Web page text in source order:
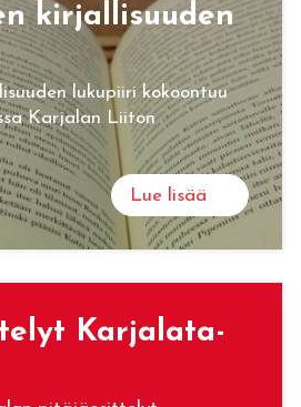
kir­jal­li­suu­den
lukupiiri kokoontuu
Karjalan Liiton
Lue lisää
Kar­ja­la­ta­